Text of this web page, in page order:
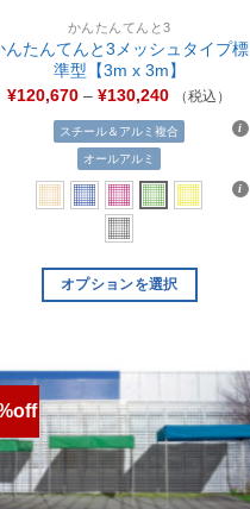
かんたんてんと3
んたんてんと3メッシュタイプ標
準型【3m x 3m】
¥120,670 –¥130,240 （税込）
スチール＆アルミ複合
オールアルミ
オプションを選択
お気
りに
追加